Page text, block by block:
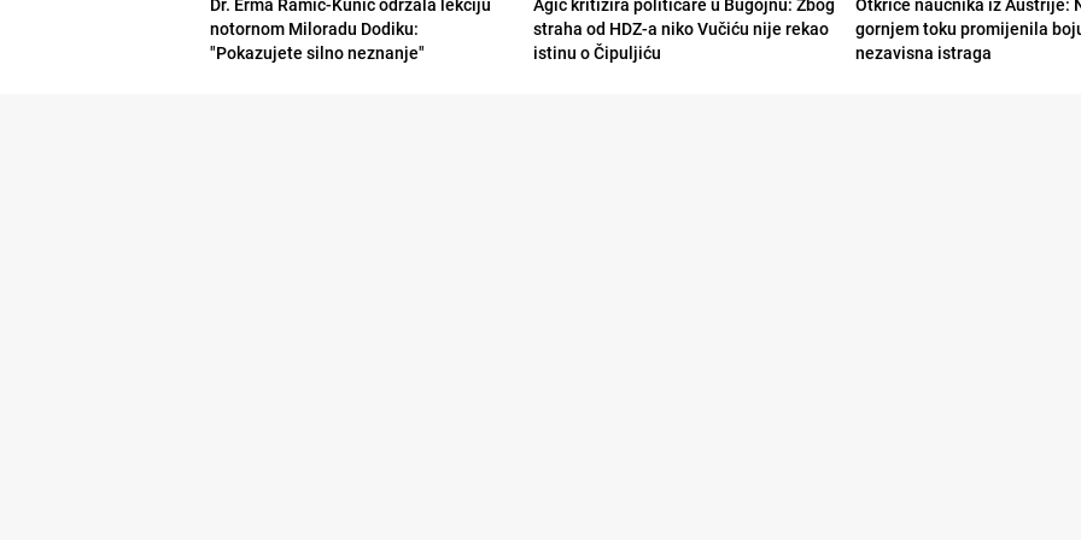
notornom Miloradu Dodiku:
"Pokazujete silno neznanje"
straha od HDZ-a niko Vučiću nije rekao
istinu o Čipuljiću
gornjem toku promijenila
nezavisna istraga